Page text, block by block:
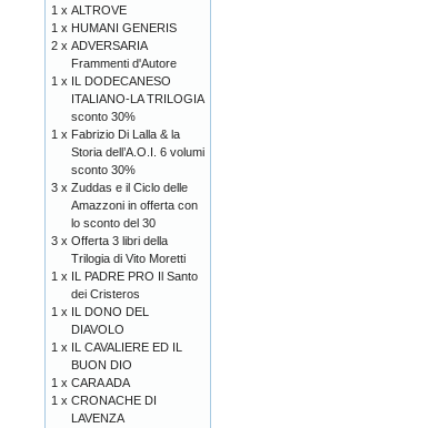
1 x ALTROVE
1 x HUMANI GENERIS
2 x ADVERSARIA
Frammenti d'Autore
1 x IL DODECANESO
ITALIANO-LA TRILOGIA
sconto 30%
1 x Fabrizio Di Lalla & la
Storia dell’A.O.I. 6 volumi
sconto 30%
3 x Zuddas e il Ciclo delle
Amazzoni in offerta con
lo sconto del 30
3 x Offerta 3 libri della
Trilogia di Vito Moretti
1 x IL PADRE PRO Il Santo
dei Cristeros
1 x IL DONO DEL
DIAVOLO
1 x IL CAVALIERE ED IL
BUON DIO
1 x CARA ADA
1 x CRONACHE DI
LAVENZA